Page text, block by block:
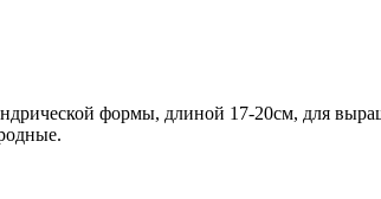
формы, длиной 17-20см, для